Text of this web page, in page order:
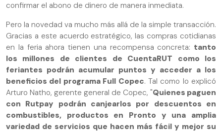
confirmar el abono de dinero de manera inmediata.
Pero la novedad va mucho más allá de la simple transacción.
Gracias a este acuerdo estratégico, las compras cotidianas
en la feria ahora tienen una recompensa concreta: tanto
los millones de clientes de CuentaRUT como los
feriantes podrán acumular puntos y acceder a los
beneficios del programa Full Copec. Tal como lo explicó
Arturo Natho, gerente general de Copec, "Quienes paguen
con Rutpay podrán canjearlos por descuentos en
combustibles, productos en Pronto y una amplia
variedad de servicios que hacen más fácil y mejor su